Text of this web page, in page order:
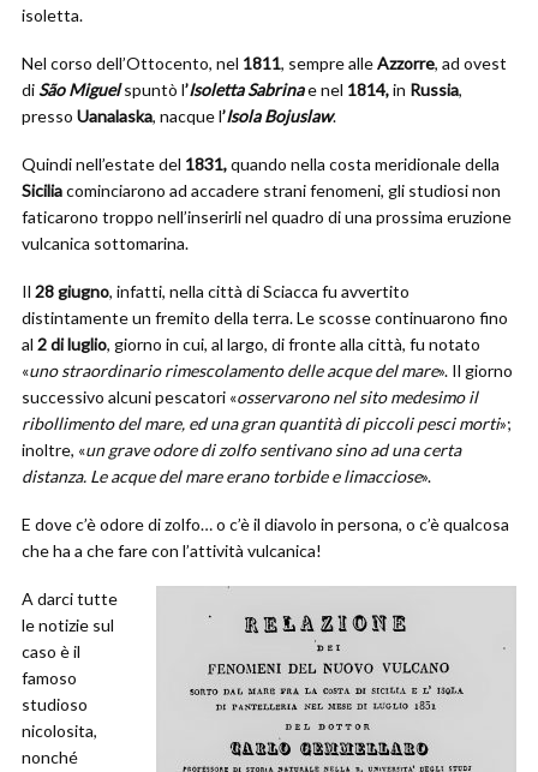
isoletta.
Nel corso dell’Ottocento, nel 1811, sempre alleAzzorre, ad ovest
diSão Miguelspuntò l’Isoletta Sabrinae nel 1814,in Russia,
presso Uanalaska, nacque l’Isola Bojuslaw.
Quindi nell’estate del 1831,quando nella costa meridionale della
Siciliacominciarono ad accadere strani fenomeni, gli studiosi non
faticarono troppo nell’inserirli nel quadro di una prossima eruzione
vulcanica sottomarina.
Il 28 giugno, infatti, nella città di Sciacca fu avvertito
distintamente un fremito della terra. Le scosse continuarono fino
al 2 di luglio, giorno in cui, al largo, di fronte alla città, fu notato
«uno straordinario rimescolamento delle acque del mare». Il giorno
successivo alcuni pescatori «osservarono nel sito medesimo il
ribollimento del mare, ed una gran quantità di piccoli pesci morti»;
inoltre, «un grave odore di zolfo sentivano sino ad una certa
distanza. Le acque del mare erano torbide e limacciose».
E dove c’è odore di zolfo… o c’è il diavolo in persona, o c’è qualcosa
che ha a che fare con l’attività vulcanica!
A darci tutte
le notizie sul
caso è il
famoso
studioso
nicolosita,
nonché